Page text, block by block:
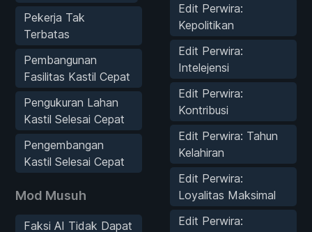
Pekerja Tak
Terbatas
Pembangunan
Fasilitas Kastil Cepat
Pengukuran Lahan
Kastil Selesai Cepat
Pengembangan
Kastil Selesai Cepat
Mod Musuh
Faksi AI Tidak Dapat
Edit Perwira:
Kepolitikan
Edit Perwira:
Intelejensi
Edit Perwira:
Kontribusi
Edit Perwira: Tahun
Kelahiran
Edit Perwira:
Loyalitas Maksimal
Edit Perwira: